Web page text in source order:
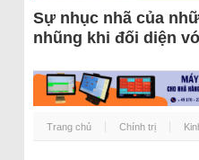
Sự nhục nhã của
nhũng khi đối diện
Trang chủ Chính trị